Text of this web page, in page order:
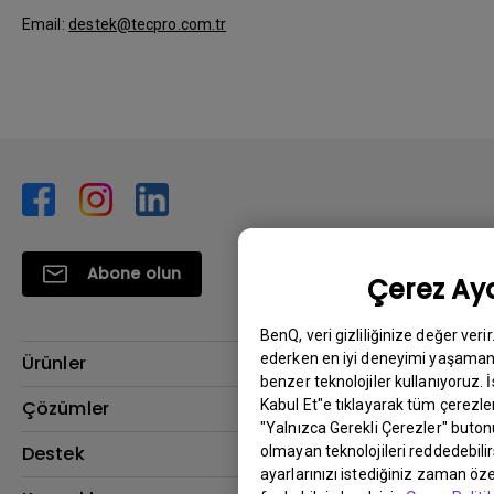
Çerez
BenQ, veri gizliliğinize değer
ederken en iyi deneyimi
benzer teknolojiler kullanıyoruz.
Kabul Et"e tıklayarak tüm
"Yalnızca Gerekli Çerezler"
olmayan teknolojileri
ayarlarınızı istediğiniz zaman
Email: destek@tecpro.com.tr
Abone olun
Ürünler
Projektör
Çözümler
BenQ AQCOLOR Elçisi
Destek